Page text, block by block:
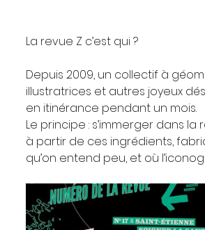
La revue Z c’est qui ?
Depuis 2009, un collectif à
illustratrices et autres joyeux
en itinérance pendant un mois.
Le principe : s’immerger dans
à partir de ces ingrédients,
qu’on entend peu, et où